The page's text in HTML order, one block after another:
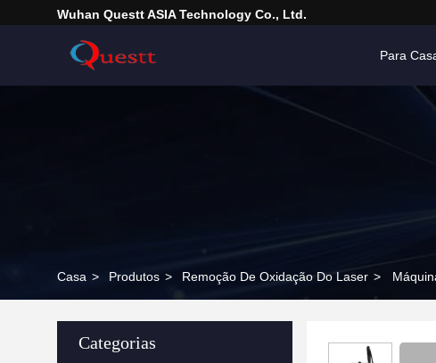
Wuhan Questt ASIA Technology Co., Ltd.
Para
Casa > Produtos > Remoção De Oxidação Do Laser >
Categorias